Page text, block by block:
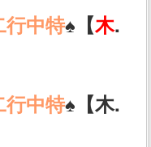
行中特♠️【木.
行中特♠️【木.